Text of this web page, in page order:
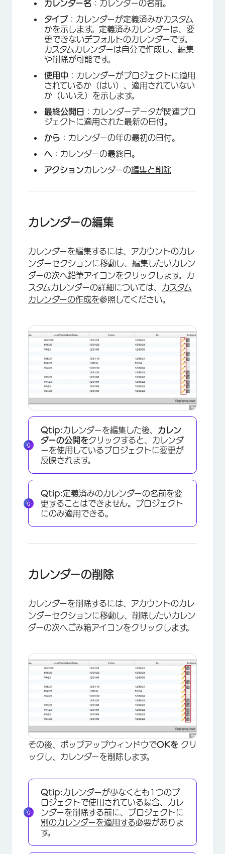
×
×
カレンダー名 ：カレンダーの名前。
タイプ ：カレンダーが定義済みかカスタム
かを示します。定義済みカレンダーは、変
更できないデフォルトのカレンダーです。
カスタムカレンダーは自分で作成し、編集
や削除が可能です。
使用中 ：カレンダーがプロジェクトに適用
されているか（はい）、適用されていない
か（いいえ）を示します。
最終公開日
：カレンダーデータが関連プロ
ジェクトに適用された最新の日付。
から ：カレンダーの年の最初の日付。
へ ：カレンダーの最終日。
アクションカレンダーの編集と削除
カレンダーの編集
カレンダーを編集するには、アカウントのカレ
ンダーセクションに移動し、編集したいカレン
ダーの次へ鉛筆アイコンをクリックします。カ
スタムカレンダーの詳細については、 カスタム
カレンダーの作成を参照してください。
×
Qtip:カレンダーを編集した後、 カレン
ダーの公開をクリックすると、カレンダ
ーを使用しているプロジェクトに変更が
反映されます。
Qtip:定義済みのカレンダーの名前を変
更することはできません。プロジェクト
にのみ適用できる。
カレンダーの削除
カレンダーを削除するには、アカウントのカレ
ンダーセクションに移動し、削除したいカレン
ダーの次へごみ箱アイコンをクリックします。
その後、ポップアップウィンドウでOKを クリ
ックし、カレンダーを削除します。
Qtip:カレンダーが少なくとも1つのプ
ロジェクトで使用されている場合、カレ
ンダーを削除する前に、プロジェクトに
別のカレンダーを適用する必要がありま
す。